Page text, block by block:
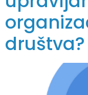
društva?